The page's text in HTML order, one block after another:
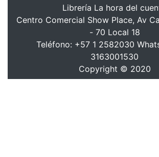
Librería La hora del
Centro Comercial Show Place, Av
- 70 Local 18
Teléfono: +57 1 2582030
3163001530
Copyright © 2020